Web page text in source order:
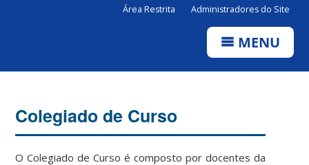
Área Restrita Administradores do Site
MENU
Colegiado de Curso
O Colegiado de Curso é composto por docentes da